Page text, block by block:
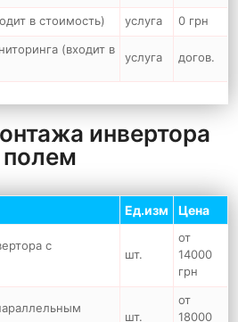
в стоимость) услуга
0 грн
(входит в
услуга догов.
инвертора
Ед.изм Цена
с
шт.
от
14000
грн
шт.
от
18000